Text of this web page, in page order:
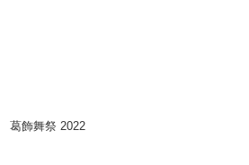
葛飾舞祭 2022